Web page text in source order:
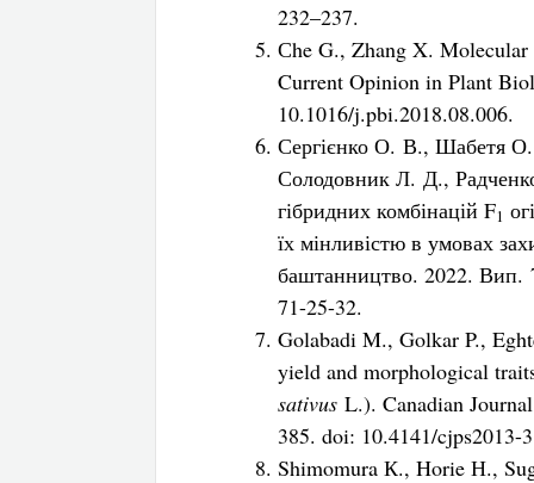
232–237.
Сhe G., Zhang X.
Current Opinion in Plant
10.1016/j.pbi.2018.08.006.
Сергієнко О. В., Шабетя
Солодовник Л. Д.,
гібридних комбінацій F1
їх мінливістю в умовах
баштанництво. 2022. Вип.
71-25-32.
Golabadi M., Golkar P.,
yield and morphological
sativus L.). Canadian
385. doi: 10.4141/cjps2013-
Shimomura К., Horie Н.,